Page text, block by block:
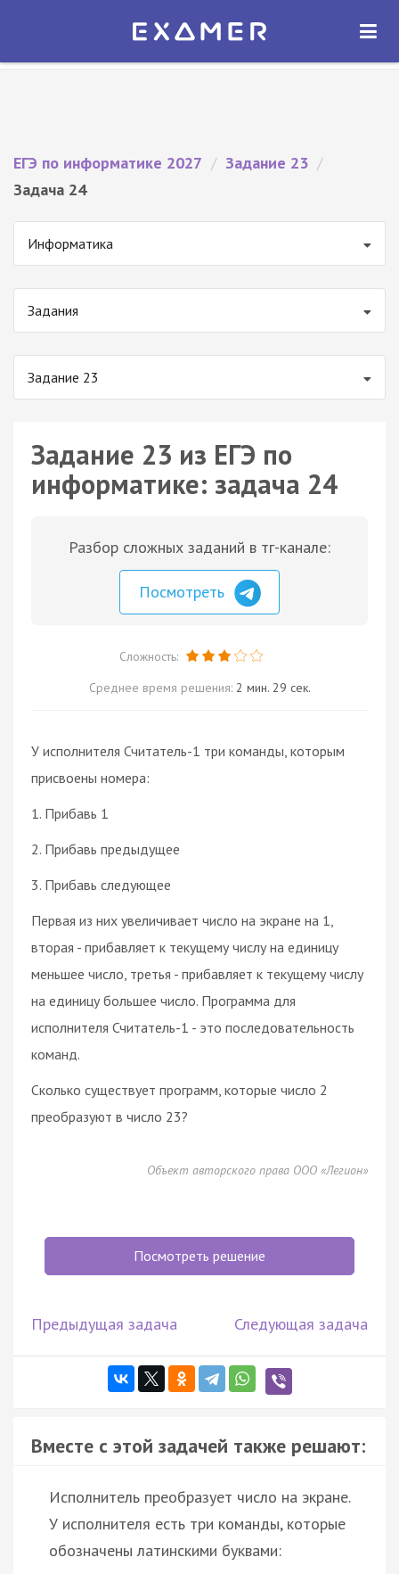
Экзамер — ЕГЭ 2027
ОТКРЫТЬ
ЕГЭ по информатике 2027 / Задание 23 /
Задача 24
Информатика
Задания
Задание 23
Задание 23 из ЕГЭ по
информатике: задача 24
Разбор сложных заданий в тг-канале:
Посмотреть
Сложность:
Среднее время решения: 2 мин. 29 сек.
У исполнителя Считатель-1 три команды, которым
присвоены номера:
1. Прибавь 1
2. Прибавь предыдущее
3. Прибавь следующее
Первая из них увеличивает число на экране на 1,
вторая - прибавляет к текущему числу на единицу
меньшее число, третья - прибавляет к текущему числу
на единицу большее число. Программа для
исполнителя Считатель-1 - это последовательность
команд.
Сколько существует программ, которые число 2
преобразуют в число 23?
Объект авторского права ООО «Легион»
Посмотреть решение
Предыдущая задача Следующая задача
Вместе с этой задачей также решают:
Исполнитель преобразует число на экране.
У исполнителя есть три команды, которые
обозначены латинскими буквами: